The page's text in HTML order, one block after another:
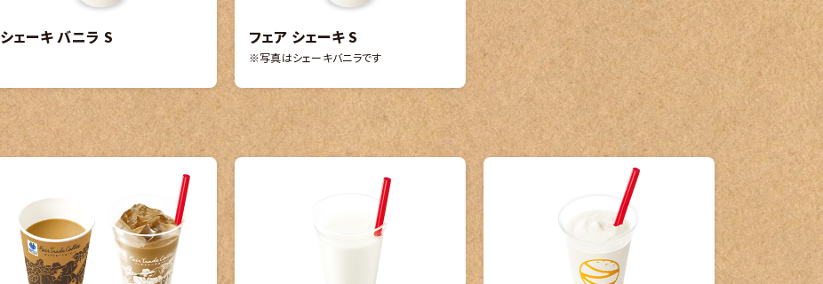
シェーキ バニラ S フェア シェーキ S
※写真はシェーキバニラです